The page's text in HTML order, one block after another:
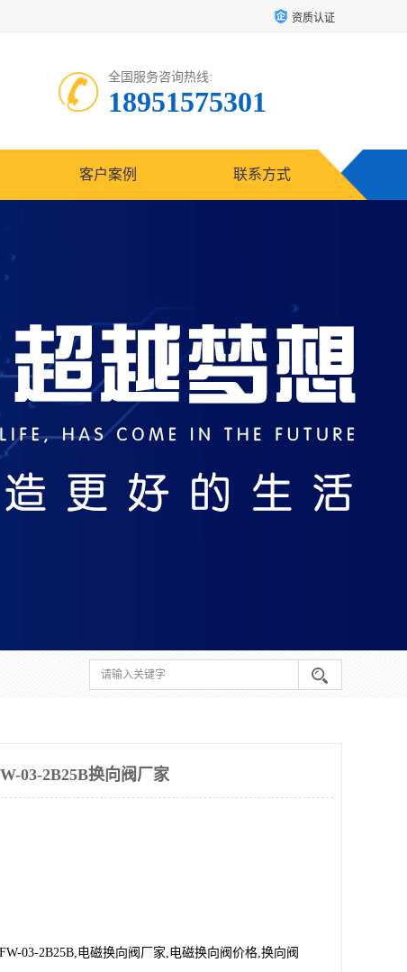
资质认证
全国服务咨询热线:
18951575301
客户案例 联系方式
03-2B25B换向阀厂家
03-2B25B,电磁换向阀厂家,电磁换向阀价格,换向阀